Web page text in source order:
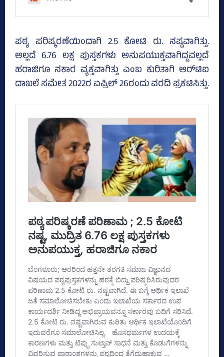
ಪಠ್ಯ ಪರಿಷ್ಕರಣೆಯಿಂದಾಗಿ 2.5 ಕೋಟಿ ರು. ನಷ್ಟವಾಗಿತ್ತು.
ಅಲ್ಲದೆ 6.76 ಲಕ್ಷ ಪುಸ್ತಕಗಳು ಅನುಪಯುಕ್ತವಾಗಿದ್ದವಲ್ಲದೆ
ಹರಾಜಿಗೂ ನಕಾರ ವ್ಯಕ್ತವಾಗಿತ್ತು ಎಂಬ ಕುರಿತಾಗಿ ಆರ್‌ಟಿಐ
ದಾಖಲೆ ಸಮೇತ 2022ರ ಏಪ್ರಿಲ್‌ 26ರಂದು ವರದಿ ಪ್ರಕಟಿಸಿತ್ತು.